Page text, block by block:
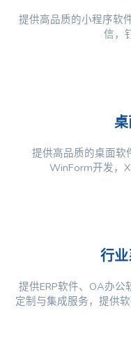
提供高品质的小程序软
信，
提供高品质的桌面软
WinForm开发，
行
提供ERP软件、OA办公
定制与集成服务，提供